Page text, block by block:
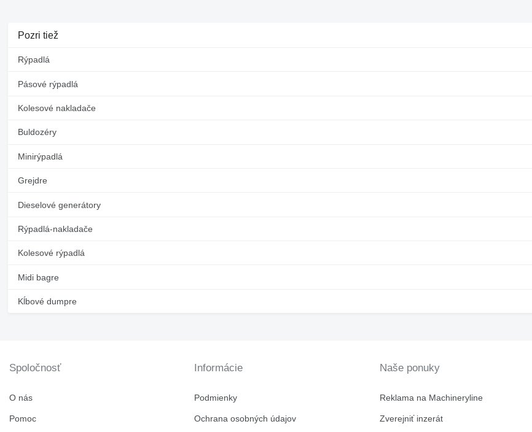
Pozri tiež
Rýpadlá
Pásové rýpadlá
Kolesové nakladače
Buldozéry
Minirýpadlá
Grejdre
Dieselové generátory
Rýpadlá-nakladače
Kolesové rýpadlá
Midi bagre
Kĺbové dumpre
Spoločnosť
O nás
Pomoc
Informácie
Podmienky
Ochrana osobných údajov
Naše ponuky
Reklama na Machineryline
Zverejniť inzerát